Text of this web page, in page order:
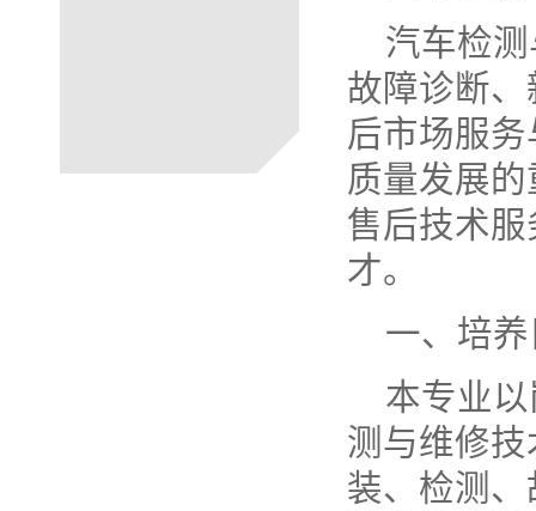
汽车检
故障诊断
后市场服
质量发展
售后技术
才。
一、培
本专业
测与维修
装、检测